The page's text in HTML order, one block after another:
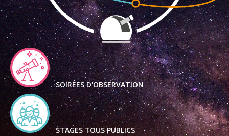
SOIRÉES D'OBSERVATION
STAGES TOUS PUBLICS